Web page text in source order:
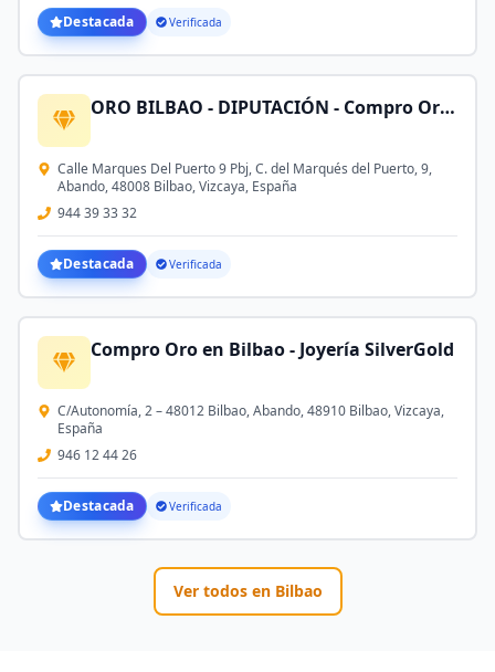
Destacada Verificada
ORO BILBAO - DIPUTACIÓN - Compro Oro, Plata, Herencias, Joyas, Monedas de Oro, Brillantes y Relojes
Calle Marques Del Puerto 9 Pbj, C. del Marqués del Puerto, 9,
Abando, 48008 Bilbao, Vizcaya, España
944 39 33 32
Destacada Verificada
Compro Oro en Bilbao - Joyería SilverGold
C/Autonomía, 2 – 48012 Bilbao, Abando, 48910 Bilbao, Vizcaya,
España
946 12 44 26
Destacada Verificada
Ver todos en Bilbao